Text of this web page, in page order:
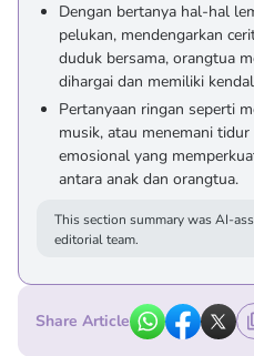
Dengan bertanya hal-hal
pelukan, mendengarkan
duduk bersama, orangtua
dihargai dan memiliki
Pertanyaan ringan seperti
musik, atau menemani
emosional yang
antara anak dan orangtua.
This section summary was AI-
editorial team.
Share Article